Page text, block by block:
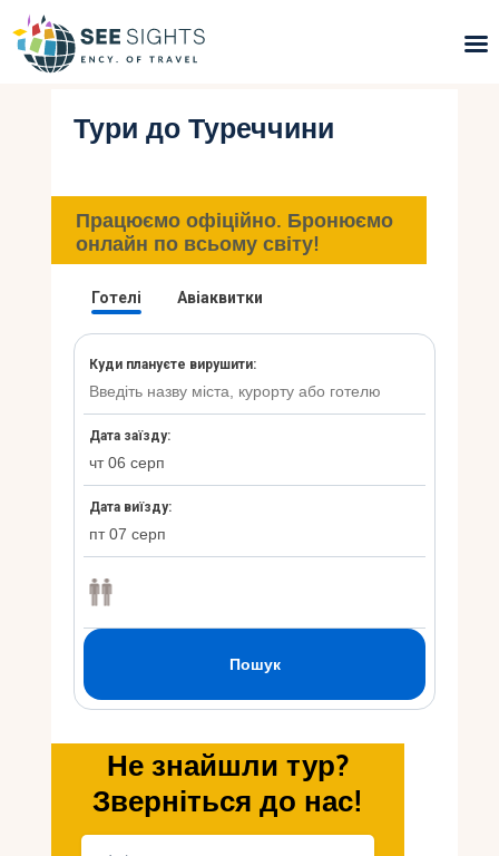
Пошук турів
Типи Турів
Країни
Інфо
Контакти
Тури до Туреччини
Працюємо офіційно. Бронюємо
онлайн по всьому світу!
Не знайшли тур?
Зверніться до нас!